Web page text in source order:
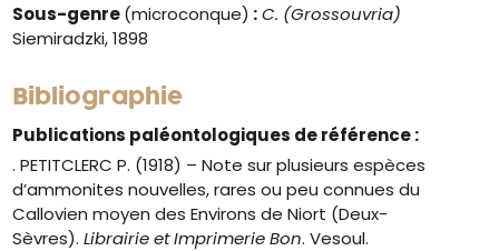
Sous-genre(microconque) :C. (Grossouvria)
Siemiradzki, 1898
Bibliographie
Publications paléontologiques de référence :
.PETITCLERC P. (1918) –Note sur plusieurs espèces
d’ammonites nouvelles, rares ou peu connues du
Callovien moyen des Environs de Niort (Deux-
Sèvres). Librairie et Imprimerie Bon. Vesoul.